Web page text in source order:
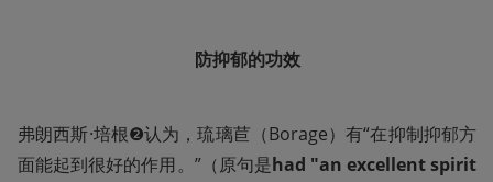
防抑郁的功效
弗朗西斯·培根❷认为，琉璃苣（Borage）有“在抑制抑郁方
面能起到很好的作用。”（原句是had "an excellent spirit